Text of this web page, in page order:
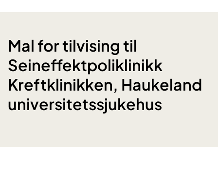
Mal for tilvising til
Seineffektpoliklinikk
Kreftklinikken, Haukeland
universitetssjukehus